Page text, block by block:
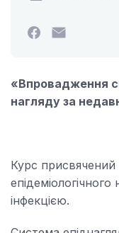
«Впровадження
нагляду за
Курс
інфекцією.
Зробіть
щоб
ви
на
щоб
на
цей
курс